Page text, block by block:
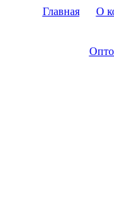
Главная О